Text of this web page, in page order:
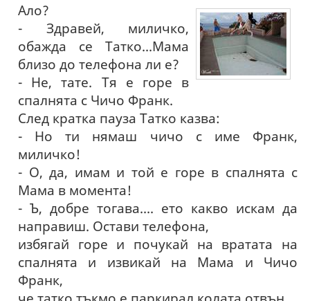
Ало?
- Здравей, миличко,
обажда се Татко...Мама
близо до телефона ли е?
- Не, тате. Тя е горе в
спалнята с Чичо Франк.
След кратка пауза Татко казва:
- Но ти нямаш чичо с име Франк,
миличко!
- О, да, имам и той е горе в спалнята с
Мама в момента!
- Ъ, добре тогава.... ето какво искам да
направиш. Остави телефона,
избягай горе и почукай на вратата на
спалнята и извикай на Мама и Чичо
Франк,